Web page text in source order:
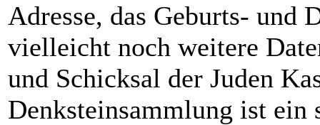
Adresse, das Geburts- und
vielleicht noch weitere
und Schicksal der Juden
Denksteinsammlung ist ein